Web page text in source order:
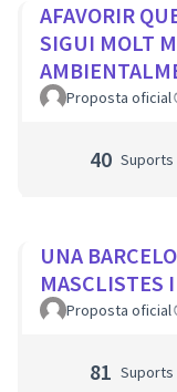
AFAVORIR
SIGUI MOLT
Proposta oficial
40 Suports
UNA
MASCLISTES
Proposta oficial
81 Suports